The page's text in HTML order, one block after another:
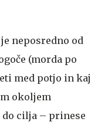
neposredno od
(morda po
med potjo in kaj
okoljem
cilja – prinese